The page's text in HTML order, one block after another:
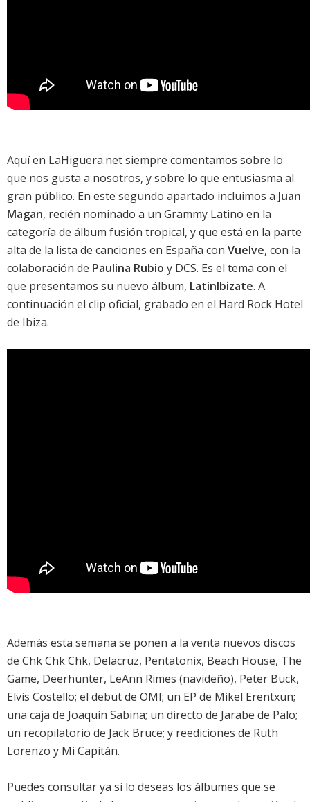
Aquí en LaHiguera.net siempre comentamos sobre lo
que nos gusta a nosotros, y sobre lo que entusiasma al
gran público. En este segundo apartado incluimos a Juan
Magan, recién nominado a un Grammy Latino en la
categoría de álbum fusión tropical, y que está en la parte
alta de la lista de canciones en España con Vuelve, con la
colaboración de Paulina Rubio y DCS. Es el tema con el
que presentamos su nuevo álbum, LatinIbizate. A
continuación el clip oficial, grabado en el Hard Rock Hotel
de Ibiza.
Además esta semana se ponen a la venta nuevos discos
de Chk Chk Chk, Delacruz, Pentatonix, Beach House, The
Game, Deerhunter, LeAnn Rimes (navideño), Peter Buck,
Elvis Costello; el debut de OMI; un EP de Mikel Erentxun;
una caja de Joaquín Sabina; un directo de Jarabe de Palo;
un recopilatorio de Jack Bruce; y reediciones de Ruth
Lorenzo y Mi Capitán.
Puedes consultar ya si lo deseas los álbumes que se